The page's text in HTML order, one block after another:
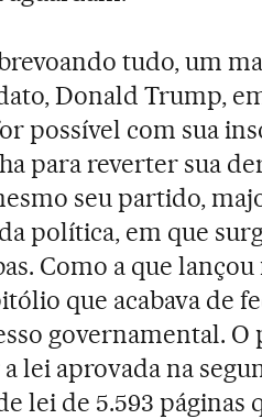
tudo, um
Donald Trump,
possível com sua
para reverter sua
seu partido,
política, em que
Como a que
que acabava de
governamental.
lei aprovada na
lei de 5.593 páginas